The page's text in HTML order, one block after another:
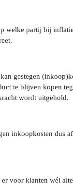
welke partij bij
gestegen
te blijven kopen
wordt uitgehold.
inkoopkosten dus
voor klanten wél